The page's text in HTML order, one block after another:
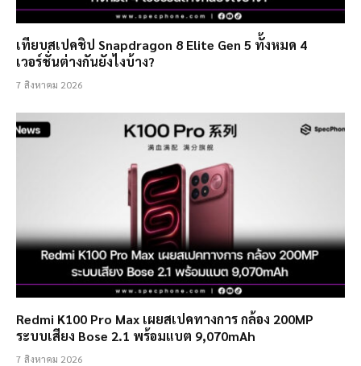
เทียบสเปคชิป Snapdragon 8 Elite Gen 5 ทั้งหมด 4
เวอร์ชั่นต่างกันยังไงบ้าง?
7 สิงหาคม 2026
Redmi K100 Pro Max เผยสเปคทางการ กล้อง 200MP
ระบบเสียง Bose 2.1 พร้อมแบต 9,070mAh
7 สิงหาคม 2026